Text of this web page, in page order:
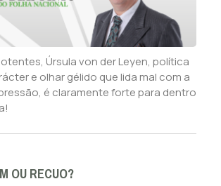
Úrsula von der Leyen, política
e olhar gélido que lida mal com a
é claramente forte para dentro
OU RECUO?